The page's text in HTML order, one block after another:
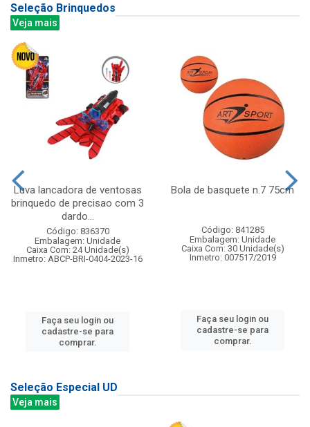
Seleção Brinquedos
Veja mais
Luva lancadora de ventosas
brinquedo de precisao com 3
dardo...
Código: 836370
Embalagem: Unidade
Caixa Com: 24 Unidade(s)
Inmetro: ABCP-BRI-0404-2023-16
Faça seu login ou
cadastre-se para
comprar.
Bola de basquete n.7 75cm
Código: 841285
Embalagem: Unidade
Caixa Com: 30 Unidade(s)
Inmetro: 007517/2019
Faça seu login ou
cadastre-se para
comprar.
Seleção Especial UD
Veja mais